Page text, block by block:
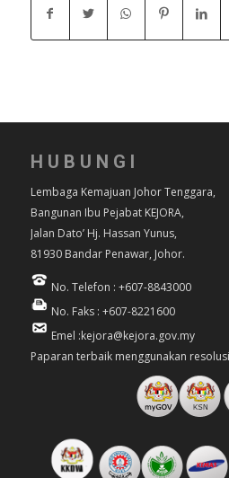
HUBUNGI
Lembaga Kemajuan Johor Tenggara,
Bangunan Ibu Pejabat KEJORA,
Jalan Dato’ Hj. Hassan Yunus,
81930 Bandar Penawar, Johor.
No. Telefon : +607-8843000
No. Faks : +607-8221600
Emel :kejora@kejora.gov.my
Paparan terbaik menggunakan